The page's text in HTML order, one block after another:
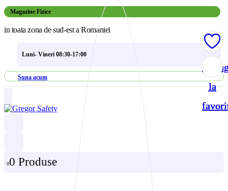
Magazine Fizice
in toata zona de sud-est a Romaniei
Luni- Vineri 08:30-17:00
Suna acum
00 Produse
la
la
la
la